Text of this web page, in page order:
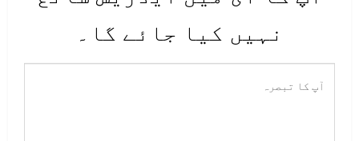
نہیں کیا جائے گا۔